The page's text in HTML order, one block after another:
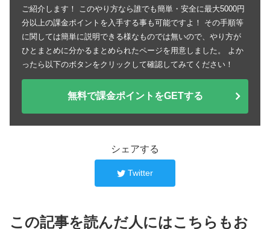
ご紹介します！ このやり方なら誰でも簡単・安全に最大5000円
分以上の課金ポイントを入手する事も可能ですよ！ その手順等
に関しては簡単に説明できる様なものでは無いので、やり方が
ひとまとめに分かるまとめられたページを用意しました。 よか
ったら以下のボタンをクリックして確認してみてください！
無料で課金ポイントをGETする
シェアする
Twitter
この記事を読んだ人にはこちらもお